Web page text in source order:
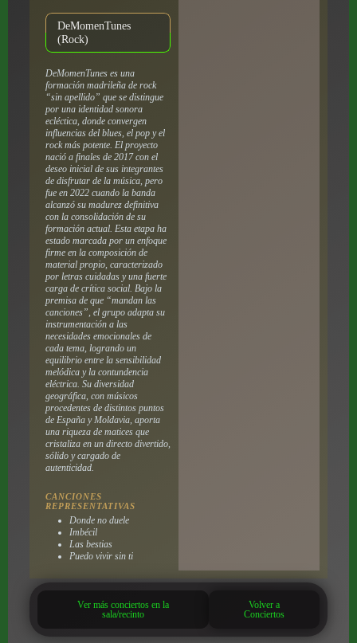
DeMomenTunes
(Rock)
DeMomenTunes es una
formación madrileña de rock
“sin apellido” que se distingue
por una identidad sonora
ecléctica, donde convergen
influencias del blues, el pop y el
rock más potente. El proyecto
nació a finales de 2017 con el
deseo inicial de sus integrantes
de disfrutar de la música, pero
fue en 2022 cuando la banda
alcanzó su madurez definitiva
con la consolidación de su
formación actual. Esta etapa ha
estado marcada por un enfoque
firme en la composición de
material propio, caracterizado
por letras cuidadas y una fuerte
carga de crítica social. Bajo la
premisa de que “mandan las
canciones”, el grupo adapta su
instrumentación a las
necesidades emocionales de
cada tema, logrando un
equilibrio entre la sensibilidad
melódica y la contundencia
eléctrica. Su diversidad
geográfica, con músicos
procedentes de distintos puntos
de España y Moldavia, aporta
una riqueza de matices que
cristaliza en un directo divertido,
sólido y cargado de
autenticidad.
CANCIONES
REPRESENTATIVAS
Donde no duele
Imbécil
Las bestias
Puedo vivir sin ti
Ver más conciertos en la
sala/recinto
Volver a
Conciertos